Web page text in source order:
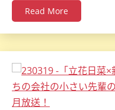
Read More